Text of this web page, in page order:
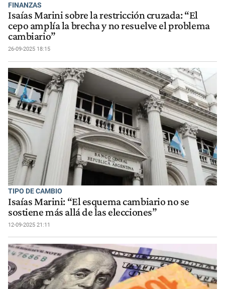
FINANZAS
Isaías Marini sobre la restricción cruzada: “El
cepo amplía la brecha y no resuelve el problema
cambiario”
26-09-2025 18:15
TIPO DE CAMBIO
Isaías Marini: “El esquema cambiario no se
sostiene más allá de las elecciones”
12-09-2025 21:11